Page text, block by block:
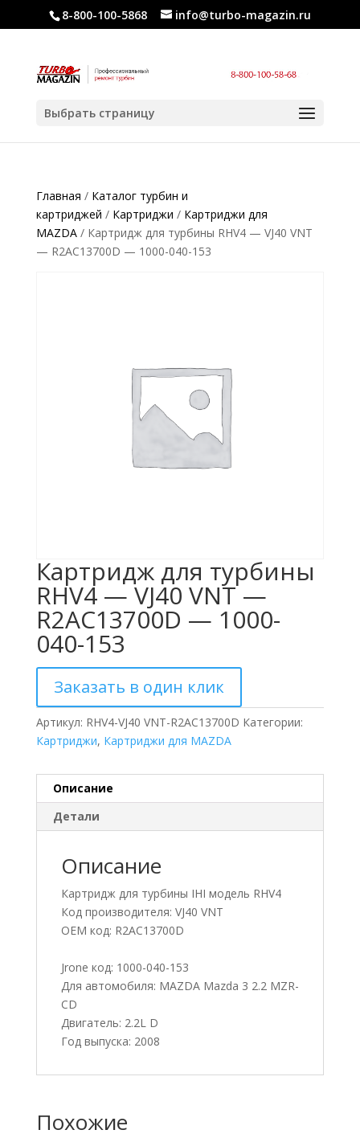
8-800-100-5868 info@turbo-magazin.ru
Выбрать страницу
Главная / Каталог турбин и
картриджей / Картриджи / Картриджи для
MAZDA/ Картридж для турбины RHV4 — VJ40 VNT
— R2AC13700D — 1000-040-153
Картридж для турбины
RHV4 — VJ40 VNT —
R2AC13700D — 1000-
040-153
Заказать в один клик
Артикул: RHV4-VJ40 VNT-R2AC13700D Категории:
Картриджи, Картриджи для MAZDA
Описание
Детали
Описание
Картридж для турбины IHI модель RHV4
Код производителя: VJ40 VNT
OEM код: R2AC13700D
Jrone код: 1000-040-153
Для автомобиля: MAZDA Mazda 3 2.2 MZR-
CD
Двигатель: 2.2L D
Год выпуска: 2008
Похожие